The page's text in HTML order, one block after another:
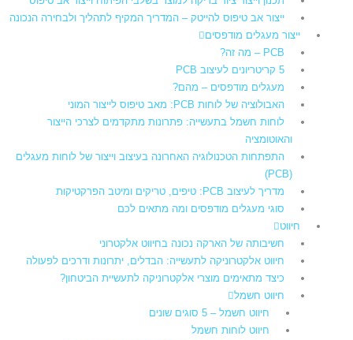
ייצור אב טיפוס להייטק – המדריך המקיף לתהליך ולבחירה הנכונה
ייצור מעגלים מודפסים
PCB – מה זה?
5 קריטריונים לעיצוב PCB
מעגלים מודפסים – מהם?
האבולוציה של לוחות PCB: מאב טיפוס לייצור המוני
לוחות חשמל בתעשייה: פתרונות מתקדמים לצרכי הייצור
והאוטומציה
התפתחות הטכנולוגיה האחרונה בעיצוב וייצור של לוחות מעגלים
(PCB)
מדריך לעיצוב PCB: טיפים, טריקים ומיטב הפרקטיקות
סוגי מעגלים מודפסים ומה מתאים לכם
חיווט
חשיבותה של הארקה נכונה בחיווט אלקטרוני
חיווט אלקטרוניקה לתעשייה: הבדלים, יתרונות ודרכים לפעולה
כיצד מתאימים מוצרי אלקטרוניקה לתעשיית הביטחון?
חיווט חשמל
חיווט חשמל – 5 סוגים שונים
חיווט לוחות חשמל​